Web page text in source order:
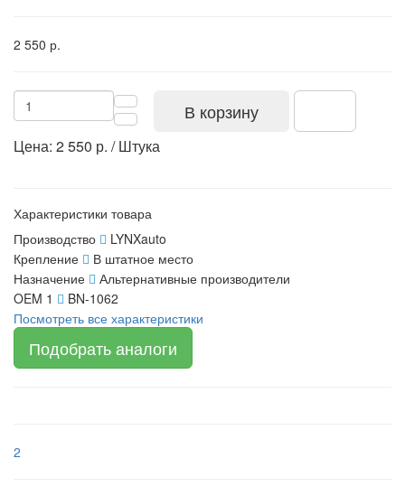
2 550 р.
В корзину
Цена: 2 550 р. / Штука
Характеристики товара
Производство
LYNXauto
Крепление
В штатное место
Назначение
Альтернативные производители
OEM 1
BN-1062
Посмотреть все характеристики
Подобрать аналоги
2